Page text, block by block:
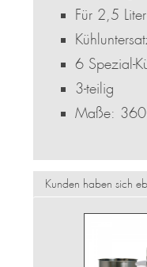
Für 2,5
6 Spezial-
3-teilig
Maße:
Kunden haben sich